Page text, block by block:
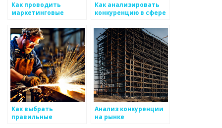
Как проводить
маркетинговые
металлургии
Как анализировать
конкуренцию в сфере
Как выбрать
правильные
Анализ конкуренции
на рынке